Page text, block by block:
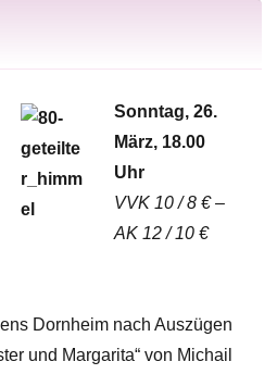
Sonntag, 26.
März, 18.00
Uhr
VVK 10 / 8 € –
AK 12 / 10 €
Dornheim nach Auszügen
und Margarita“ von Michail